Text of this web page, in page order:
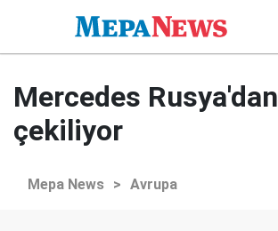
Mercedes Rusya'dan
çekiliyor
Mepa News > Avrupa